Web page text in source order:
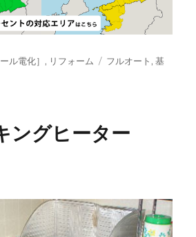
ール電化］, リフォーム
タ
フルオート,基
ングヒーター